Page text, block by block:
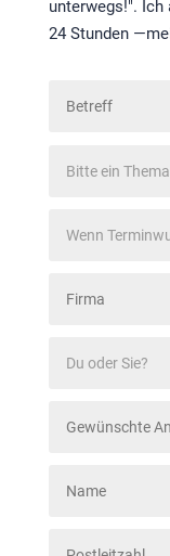
unterwegs!".
24 Stunden